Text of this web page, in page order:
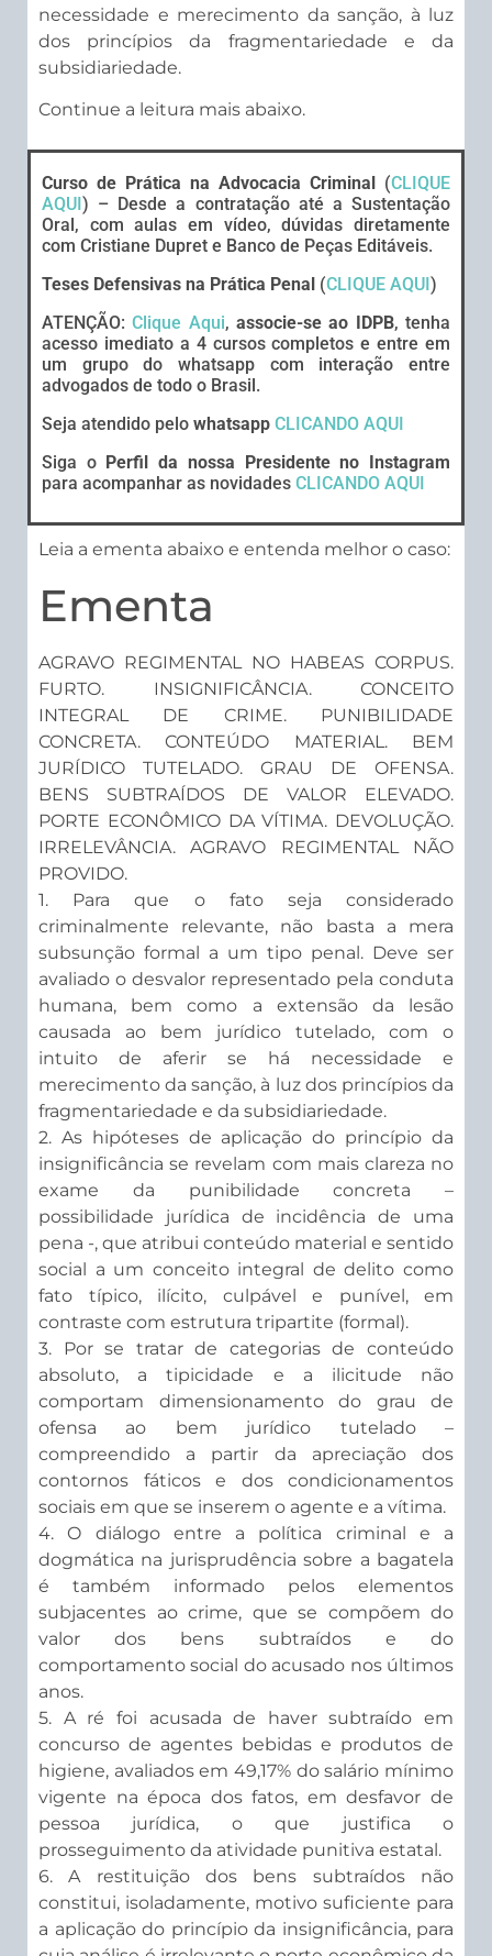
necessidade e merecimento da sanção, à luz
dos princípios da fragmentariedade e da
subsidiariedade.
Continue a leitura mais abaixo.
Curso de Prática na Advocacia Criminal (CLIQUE
AQUI ) – Desde a contratação até a Sustentação
Oral, com aulas em vídeo, dúvidas diretamente
com Cristiane Dupret e Banco de Peças Editáveis.
Teses Defensivas na Prática Penal (CLIQUE AQUI )
ATENÇÃO:Clique Aqui,associe-se ao IDPB, tenha
acesso imediato a 4 cursos completos e entre em
um grupo do whatsapp com interação entre
advogados de todo o Brasil.
Seja atendido pelo whatsapp CLICANDO AQUI
Siga o Perfil da nossa Presidente no Instagram
para acompanhar as novidades CLICANDO AQUI
Leia a ementa abaixo e entenda melhor o caso:
Ementa
AGRAVO REGIMENTAL NO HABEAS CORPUS.
FURTO. INSIGNIFICÂNCIA. CONCEITO
INTEGRAL DE CRIME. PUNIBILIDADE
CONCRETA. CONTEÚDO MATERIAL. BEM
JURÍDICO TUTELADO. GRAU DE OFENSA.
BENS SUBTRAÍDOS DE VALOR ELEVADO.
PORTE ECONÔMICO DA VÍTIMA. DEVOLUÇÃO.
IRRELEVÂNCIA. AGRAVO REGIMENTAL NÃO
PROVIDO.
1. Para que o fato seja considerado
criminalmente relevante, não basta a mera
subsunção formal a um tipo penal. Deve ser
avaliado o desvalor representado pela conduta
humana, bem como a extensão da lesão
causada ao bem jurídico tutelado, com o
intuito de aferir se há necessidade e
merecimento da sanção, à luz dos princípios da
fragmentariedade e da subsidiariedade.
2. As hipóteses de aplicação do princípio da
insignificância se revelam com mais clareza no
exame da punibilidade concreta –
possibilidade jurídica de incidência de uma
pena -, que atribui conteúdo material e sentido
social a um conceito integral de delito como
fato típico, ilícito, culpável e punível, em
contraste com estrutura tripartite (formal).
3. Por se tratar de categorias de conteúdo
absoluto, a tipicidade e a ilicitude não
comportam dimensionamento do grau de
ofensa ao bem jurídico tutelado –
compreendido a partir da apreciação dos
contornos fáticos e dos condicionamentos
sociais em que se inserem o agente e a vítima.
4. O diálogo entre a política criminal e a
dogmática na jurisprudência sobre a bagatela
é também informado pelos elementos
subjacentes ao crime, que se compõem do
valor dos bens subtraídos e do
comportamento social do acusado nos últimos
anos.
5. A ré foi acusada de haver subtraído em
concurso de agentes bebidas e produtos de
higiene, avaliados em 49,17% do salário mínimo
vigente na época dos fatos, em desfavor de
pessoa jurídica, o que justifica o
prosseguimento da atividade punitiva estatal.
6. A restituição dos bens subtraídos não
constitui, isoladamente, motivo suficiente para
a aplicação do princípio da insignificância, para